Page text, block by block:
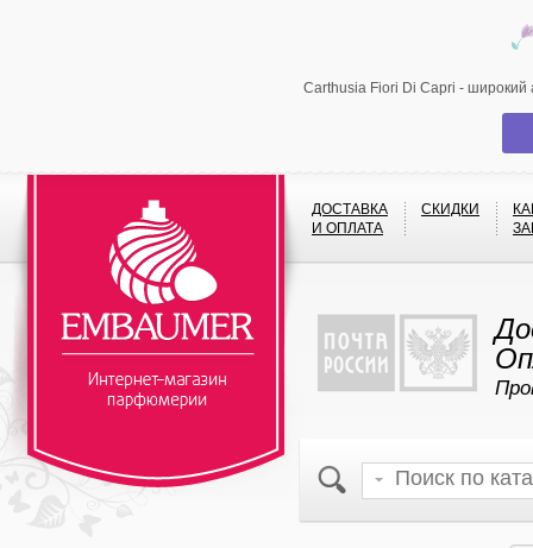
Carthusia Fiori Di Capri - широкий
ДОСТАВКА
И ОПЛАТА
СКИДКИ